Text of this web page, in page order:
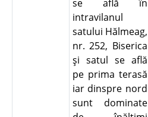
se află în
intravilanul
satului Hălmeag,
nr. 252, Biserica
şi satul se află
pe prima terasă
iar dinspre nord
sunt dominate